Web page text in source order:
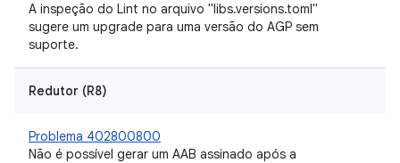
A inspeção do Lint no arquivo "libs.versions.toml"
sugere um upgrade para uma versão do AGP sem
suporte.
Redutor (R8)
Problema 402800800
Não é possível gerar um AAB assinado após a